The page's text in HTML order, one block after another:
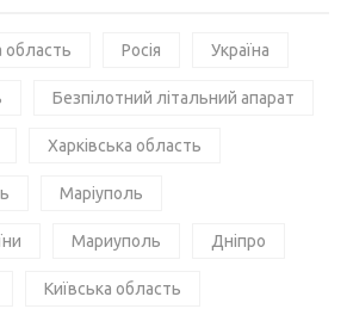
область Росія Україна
Безпілотний літальний апарат
Харківська область
Маріуполь
Мариуполь Дніпро
Київська область